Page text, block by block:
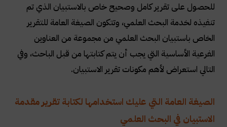
للحصول على تقرير كامل وصحيح خاص بالاستبيان الذي تم
تنفيذه لخدمة البحث العلمي، وتتكون الصيغة العامة للتقرير
الخاص باستبيان البحث العلمي من مجموعة من العناوين
الفرعية الأساسية التي يجب أن يتم كتابتها من قبل الباحث، وفي
التالي استعراض لأهم مكونات تقرير الاستبيان.
الصيغة العامة التي عليك استخدامها لكتابة تقرير مقدمة
الاستبيان في البحث العلمي